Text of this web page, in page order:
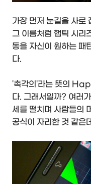
가장 먼저 눈길을 사로
그 이름처럼 햅틱 시리
동을 자신이 원하는 패
다.
'촉각의'라는 뜻의
다. 그래서일까? 여러
세를 떨치며 사람들의
공식이 자리한 것 같은